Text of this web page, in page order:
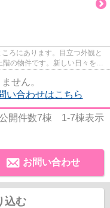
ろにあります。目立つ外観と
の物件です。新しい日々を送
せん。
い合わせはこちら
開件数7棟 1-7棟表示
お問い合わせ
込む